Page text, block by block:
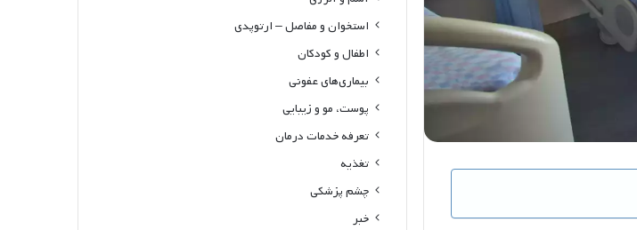
استخوان و مفاصل – ارتوپدی
اطفال و کودکان
بیماری‌های عفونی
پوست، مو و زیبایی
تعرفه خدمات درمان
تغذیه
چشم پزشکی
خبر